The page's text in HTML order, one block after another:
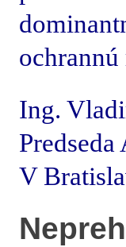
Ing.
Predseda
V